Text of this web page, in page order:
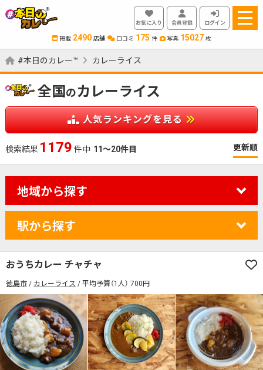
お気に入り 会員登録 ログイン
掲載 2490 店舗 口コミ 175 件 写真 15027 枚
#本日のカレー™ カレーライス
全国 のカレーライス
人気ランキングを見る
検索結果 1179 件中 11～20件目 更新順
地域から探す
カレーのジャンルを絞り込む
無料駐車場あり 1人でも入りやすいお店
モーニングあり ランチあり 夜10時以降も営業
年中無休 5名以上の団体歓迎 テイクアウトOK
デリバリー対応 禁煙席のみ 喫煙席あり
駅から探す
カレーのジャンルを絞り込む
席の予約可 駅から徒歩5分以内
無料駐車場あり 1人でも入りやすいお店
モーニングあり ランチあり 夜10時以降も営業
おうちカレー チャチャ
徳島市 カレーライス 平均予算（1人） 700円